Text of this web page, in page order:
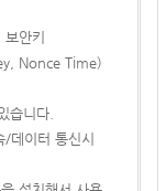
안키
Nonce Time)
습니다.
데이터 통신시